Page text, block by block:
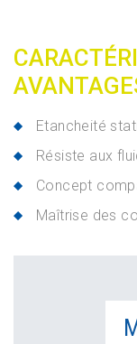
Etancheité
Résiste aux
Concept
Maîtrise des